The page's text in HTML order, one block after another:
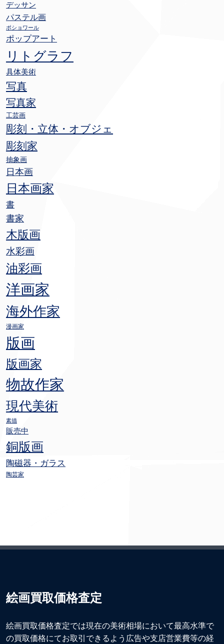
デッサン
パステル画
ポショワール
ポップアート
リトグラフ
具体美術
写真
写真家
工芸画
彫刻・立体・オブジェ
彫刻家
抽象画
日本画
日本画家
書
書家
木版画
水彩画
油彩画
洋画家
海外作家
漫画家
版画
版画家
物故作家
現代美術
素描
販売中
銅版画
陶磁器・ガラス
陶芸家
絵画買取価格査定
絵画買取価格査定では現在の美術相場において最高水準で
の買取価格にてお取引できるよう広告や支店営業費等の経